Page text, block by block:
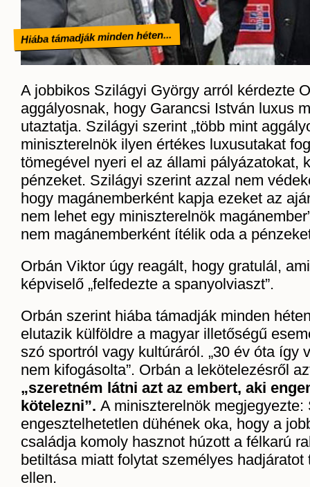
Hiába támadják minden héten...
A jobbikos Szilágyi György arról kérdezte
aggályosnak, hogy Garancsi István luxus
utaztatja. Szilágyi szerint „több mint
miniszterelnök ilyen értékes luxusutakat
tömegével nyeri el az állami pályázatokat,
pénzeket. Szilágyi szerint azzal nem
hogy magánemberként kapja ezeket az
nem lehet egy miniszterelnök
nem magánemberként ítélik oda a
Orbán Viktor úgy reagált, hogy gratulál,
képviselő „felfedezte a spanyolviaszt”.
Orbán szerint hiába támadják minden
elutazik külföldre a magyar illetőségű
szó sportról vagy kultúráról. „30 év óta így
nem kifogásolta”. Orbán a lekötelezésről
„szeretném látni azt az embert, aki
kötelezni”. A miniszterelnök megjegyezte:
engesztelhetetlen dühének oka, hogy a
családja komoly hasznot húzott a félkarú
betiltása miatt folytat személyes hadjáratot
ellen.